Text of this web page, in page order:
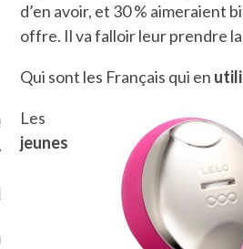
TWITTER
@Isa_Monrozier
ARCACHON
je t'aime, my little bassin
d’en avoir, et 30 % aimeraient
offre. Il va falloir leur prendre la
Qui sont les Français qui en
Les
jeunes